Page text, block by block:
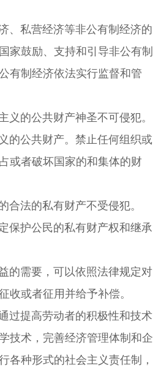
私营经济等非公有制经济的
家鼓励、支持和引导非公有制
有制经济依法实行监督和管
的公共财产神圣不可侵犯。
公共财产。禁止任何组织或
或者破坏国家的和集体的财
法的私有财产不受侵犯。
护公民的私有财产权和继承
需要，可以依照法律规定对
收或者征用并给予补偿。
提高劳动者的积极性和技术
技术，完善经济管理体制和企
各种形式的社会主义责任制，